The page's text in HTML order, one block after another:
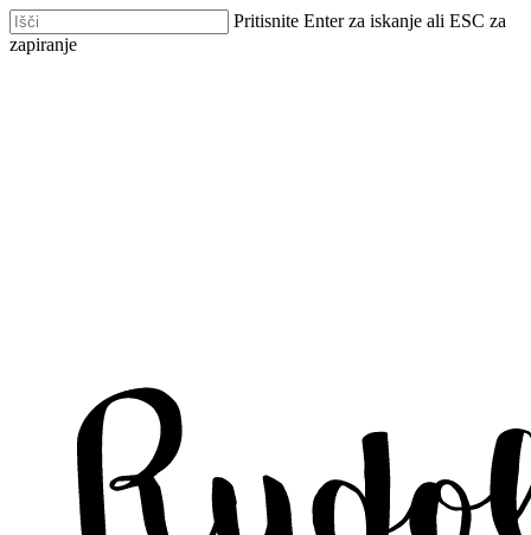
Skip
to
main
Pritisnite Enter za iskanje ali ESC za
zapiranje